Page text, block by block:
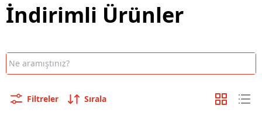
İndirimli Ürünler
Filtreler Sırala